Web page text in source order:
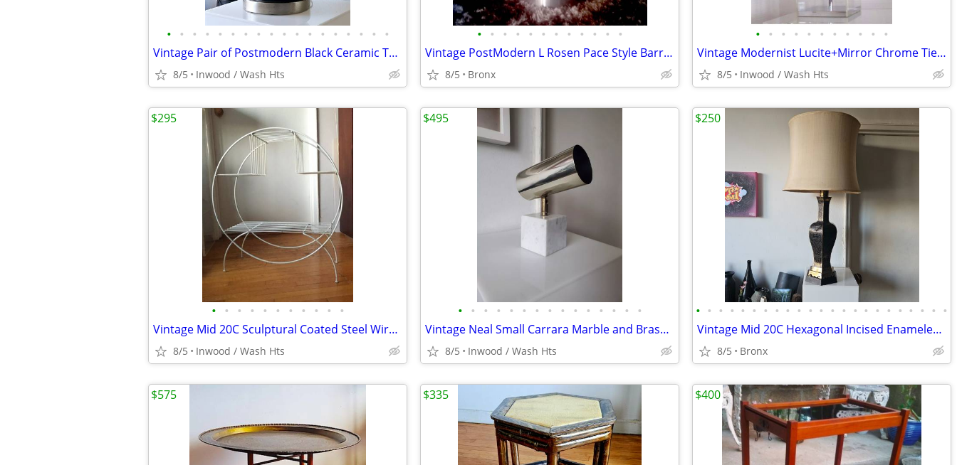
• • • • • • • • • • • • • • • • • •
Vintage Pair of Postmodern Black Ceramic Table Lamps x2
8/5 Inwood / Wash Hts
• • • • • • • • • • • •
Vintage PostModern L Rosen Pace Style Barrel Back Swivel Lounge Chair
8/5 Bronx
• • • • • • • • • • •
Vintage Modernist Lucite+Mirror Chrome Tiered Cube Lamp
8/5 Inwood / Wash Hts
• • • • • • • • • • •
Vintage Mid 20C Sculptural Coated Steel Wire Hoop Planter Stand White
8/5 Inwood / Wash Hts
$295
• • • • • • • • • • • • • • •
Vintage Neal Small Carrara Marble and Brass Swivel Cylinder Spot Lamp
8/5 Inwood / Wash Hts
$495
• • • • • • • • • • • • • • • • • • • • • • •
Vintage Mid 20C Hexagonal Incised Enameled Brass Table Lamp
8/5 Bronx
$250
$575 $335 $400